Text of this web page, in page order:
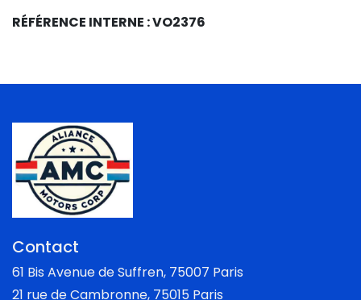
RÉFÉRENCE INTERNE : VO2376
Contact
61 Bis Avenue de Suffren, 75007 Paris
21 rue de Cambronne, 75015 Paris